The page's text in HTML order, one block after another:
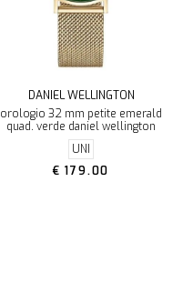
DANIEL WELLINGTON
orologio 32 mm petite emerald
quad. verde daniel wellington
UNI
€ 179.00